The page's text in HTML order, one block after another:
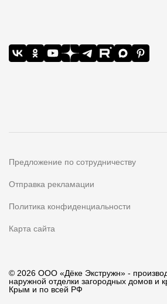
Предложение по сотрудничеству
Отправка рекламации
Политика конфиденциальности
Карта сайта
© 2026 ООО «Дёке Экстружн» -
наружной отделки загородных домов и
Крым и по всей РФ